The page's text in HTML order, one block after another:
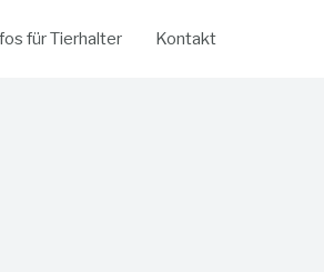
für Tierhalter Kontakt